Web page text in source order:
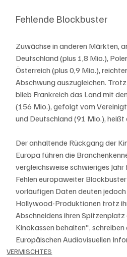
Fehlende Blockbuster
Zuwächse in anderen Märkten,
Deutschland (plus 1,8 Mio.),
Österreich (plus 0,9 Mio.),
Abschwung auszugleichen.
blieb Frankreich das Land mit
(156 Mio.), gefolgt vom
und Deutschland (91 Mio.), heißt
Der anhaltende Rückgang der
Europa führen die
vergleichsweise schwieriges Jahr
Fehlen europaweiter
vorläufigen Daten deuten
Hollywood-Produktionen trotz
Abschneidens ihren
Kinokassen behalten",
Europäischen Audiovisuellen
VERMISCHTES